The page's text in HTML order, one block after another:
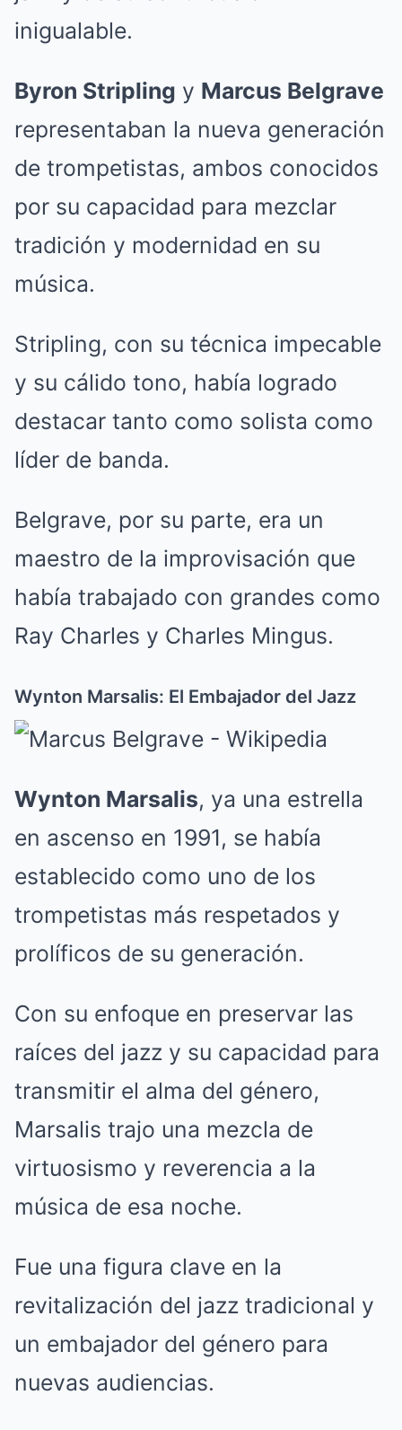
inigualable.
Byron Stripling y Marcus Belgrave
representaban la nueva generación
de trompetistas, ambos conocidos
por su capacidad para mezclar
tradición y modernidad en su
música.
Stripling, con su técnica impecable
y su cálido tono, había logrado
destacar tanto como solista como
líder de banda.
Belgrave, por su parte, era un
maestro de la improvisación que
había trabajado con grandes como
Ray Charles y Charles Mingus.
Wynton Marsalis: El Embajador del Jazz
Wynton Marsalis, ya una estrella
en ascenso en 1991, se había
establecido como uno de los
trompetistas más respetados y
prolíficos de su generación.
Con su enfoque en preservar las
raíces del jazz y su capacidad para
transmitir el alma del género,
Marsalis trajo una mezcla de
virtuosismo y reverencia a la
música de esa noche.
Fue una figura clave en la
revitalización del jazz tradicional y
un embajador del género para
nuevas audiencias.